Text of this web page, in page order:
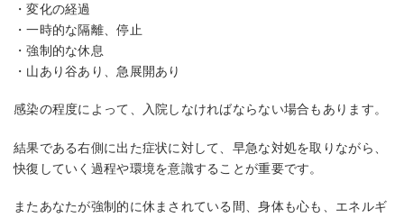
・変化の経過
・一時的な隔離、停止
・強制的な休息
・山あり谷あり、急展開あり
感染の程度によって、入院しなければならない場合もあります。
結果である右側に出た症状に対して、早急な対処を取りながら、
快復していく過程や環境を意識することが重要です。
またあなたが強制的に休まされている間、身体も心も、エネルギ